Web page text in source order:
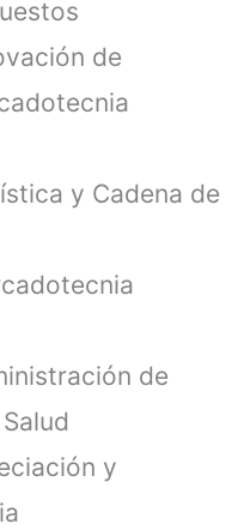
de
y Cadena de
de
y